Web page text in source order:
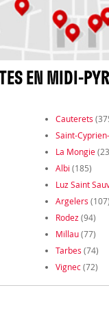
EN MIDI-
Cauterets
Saint-
La Mongie
Albi (185)
Luz Saint
Argelers (107)
Rodez (94)
Millau(77)
Tarbes (74)
Vignec(72)